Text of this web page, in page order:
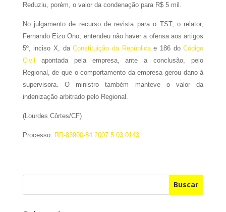
Reduziu, porém, o valor da condenação para R$ 5 mil.
No julgamento de recurso de revista para o TST, o relator,
Fernando Eizo Ono, entendeu não haver a ofensa aos artigos
5º, inciso X, daConstituição da Repúblicae 186 doCódigo
Civil
apontada pela empresa, ante a conclusão, pelo
Regional, de que o comportamento da empresa gerou dano à
supervisora. O ministro também manteve o valor da
indenização arbitrado pelo Regional.
(Lourdes Côrtes/CF)
Processo: RR-83900-84.2007.5.03.0143
Buscar